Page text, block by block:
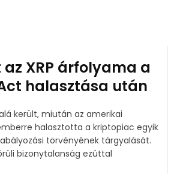
XRP árfolyama a
Act halasztása után
került, miután az amerikai
halasztotta a kriptopiac egyik
törvényének tárgyalását.
bizonytalanság ezúttal